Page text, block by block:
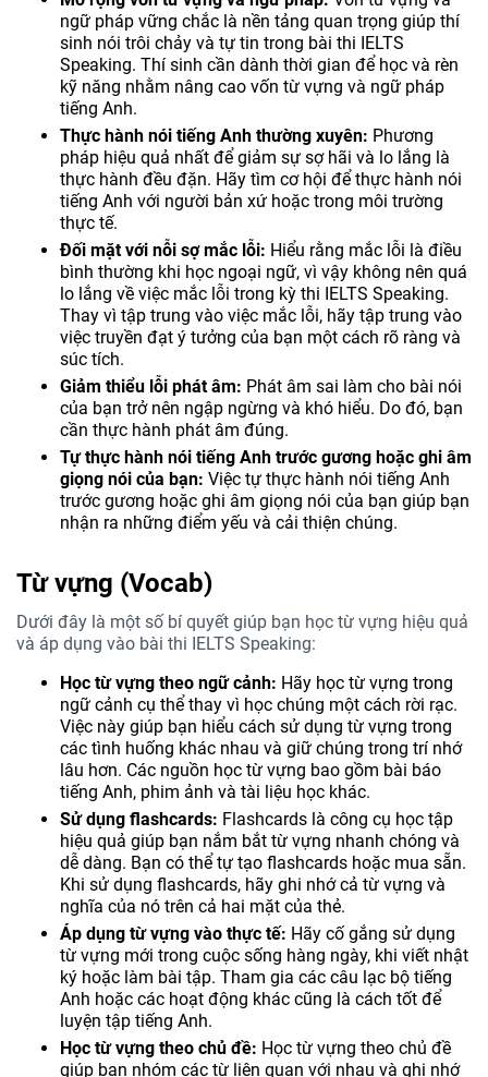
ngữ pháp vững chắc là nền tảng quan trọng giúp thí
sinh nói trôi chảy và tự tin trong bài thi IELTS
Speaking. Thí sinh cần dành thời gian để học và rèn
kỹ năng nhằm nâng cao vốn từ vựng và ngữ pháp
tiếng Anh.
Thực hành nói tiếng Anh thường xuyên: Phương
pháp hiệu quả nhất để giảm sự sợ hãi và lo lắng là
thực hành đều đặn. Hãy tìm cơ hội để thực hành nói
tiếng Anh với người bản xứ hoặc trong môi trường
thực tế.
Đối mặt với nỗi sợ mắc lỗi: Hiểu rằng mắc lỗi là điều
bình thường khi học ngoại ngữ, vì vậy không nên quá
lo lắng về việc mắc lỗi trong kỳ thi IELTS Speaking.
Thay vì tập trung vào việc mắc lỗi, hãy tập trung vào
việc truyền đạt ý tưởng của bạn một cách rõ ràng và
súc tích.
Giảm thiểu lỗi phát âm: Phát âm sai làm cho bài nói
của bạn trở nên ngập ngừng và khó hiểu. Do đó, bạn
cần thực hành phát âm đúng.
Tự thực hành nói tiếng Anh trước gương hoặc ghi âm
giọng nói của bạn: Việc tự thực hành nói tiếng Anh
trước gương hoặc ghi âm giọng nói của bạn giúp bạn
nhận ra những điểm yếu và cải thiện chúng.
Từ vựng (Vocab)
Dưới đây là một số bí quyết giúp bạn học từ vựng hiệu quả
và áp dụng vào bài thi IELTS Speaking:
Học từ vựng theo ngữ cảnh: Hãy học từ vựng trong
ngữ cảnh cụ thể thay vì học chúng một cách rời rạc.
Việc này giúp bạn hiểu cách sử dụng từ vựng trong
các tình huống khác nhau và giữ chúng trong trí nhớ
lâu hơn. Các nguồn học từ vựng bao gồm bài báo
tiếng Anh, phim ảnh và tài liệu học khác.
Sử dụng flashcards: Flashcards là công cụ học tập
hiệu quả giúp bạn nắm bắt từ vựng nhanh chóng và
dễ dàng. Bạn có thể tự tạo flashcards hoặc mua sẵn.
Khi sử dụng flashcards, hãy ghi nhớ cả từ vựng và
nghĩa của nó trên cả hai mặt của thẻ.
Áp dụng từ vựng vào thực tế: Hãy cố gắng sử dụng
từ vựng mới trong cuộc sống hàng ngày, khi viết nhật
ký hoặc làm bài tập. Tham gia các câu lạc bộ tiếng
Anh hoặc các hoạt động khác cũng là cách tốt để
luyện tập tiếng Anh.
Học từ vựng theo chủ đề: Học từ vựng theo chủ đề
giúp bạn nhóm các từ liên quan với nhau và ghi nhớ